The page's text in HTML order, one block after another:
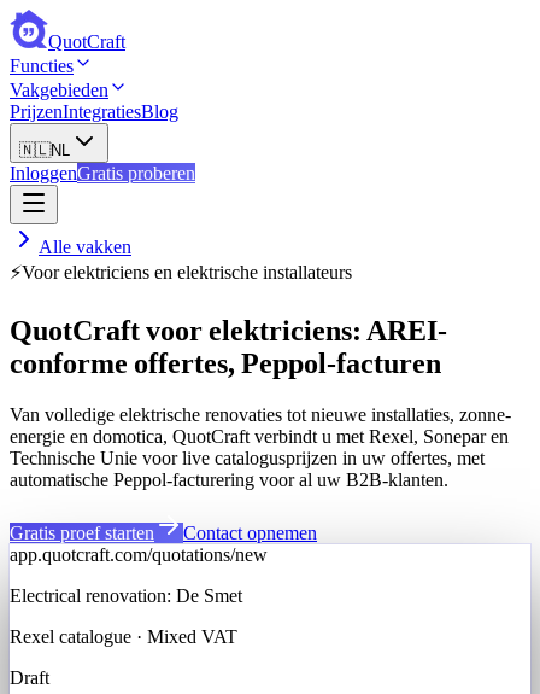
QuotCraft
Functies
Vakgebieden
PrijzenIntegratiesBlog
🇳🇱NL
InloggenGratis proberen
Alle vakken
⚡Voor elektriciens en elektrische installateurs
QuotCraft voor elektriciens: AREI-
conforme offertes, Peppol-facturen
Van volledige elektrische renovaties tot nieuwe installaties, zonne-
energie en domotica, QuotCraft verbindt u met Rexel, Sonepar en
Technische Unie voor live catalogusprijzen in uw offertes, met
automatische Peppol-facturering voor al uw B2B-klanten.
Gratis proef starten
Contact opnemen
app.quotcraft.com/quotations/new
Electrical renovation: De Smet
Rexel catalogue · Mixed VAT
Draft